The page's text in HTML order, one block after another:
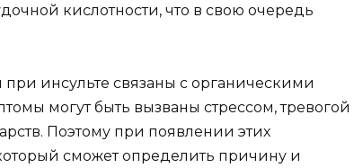
кислотности, что в свою очередь
инсульте связаны с органическими
могут быть вызваны стрессом, тревогой
Поэтому при появлении этих
сможет определить причину и